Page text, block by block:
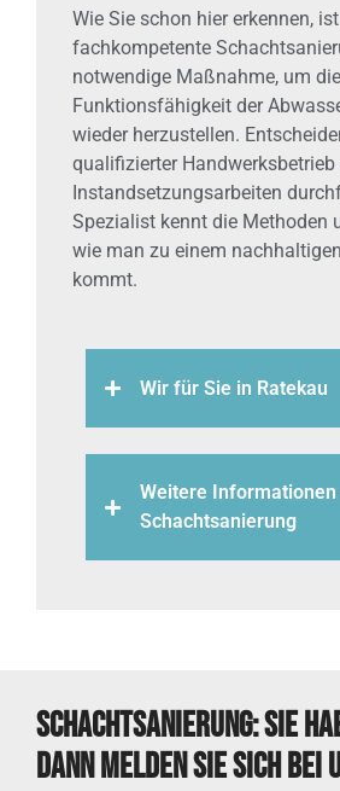
Wie Sie schon hier erkennen,
fachkompetente
notwendige Maßnahme, um die
Funktionsfähigkeit der
wieder herzustellen.
qualifizierter Handwerksbetrieb
Instandsetzungsarbeiten
Spezialist kennt die Methoden
wie man zu einem
kommt.
Wir für Sie in Ratekau
Weitere Informationen
Schachtsanierung
Schachtsanierung: Sie
Dann melden Sie sich bei